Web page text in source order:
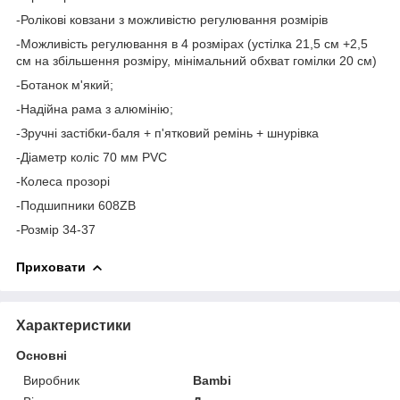
-Ролікові ковзани з можливістю регулювання розмірів
-Можливість регулювання в 4 розмірах (устілка 21,5 см +2,5
см на збільшення розміру, мінімальний обхват гомілки 20 см)
-Ботанок м'який;
-Надійна рама з алюмінію;
-Зручні застібки-баля + п'ятковий ремінь + шнурівка
-Діаметр коліс 70 мм PVC
-Колеса прозорі
-Подшипники 608ZB
-Розмір 34-37
Приховати
Характеристики
Основні
Виробник
Bambi